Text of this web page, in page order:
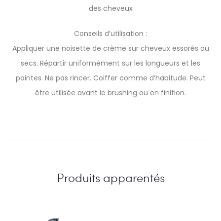
des cheveux
Conseils d’utilisation :
Appliquer une noisette de crème sur cheveux essorés ou
secs. Répartir uniformément sur les longueurs et les
pointes. Ne pas rincer. Coiffer comme d’habitude. Peut
être utilisée avant le brushing ou en finition.
Produits apparentés